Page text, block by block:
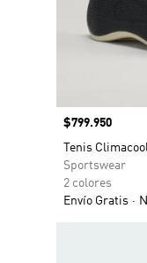
Precio
$799.950
Tenis
Sportswear
2 colores
Envío Gratis